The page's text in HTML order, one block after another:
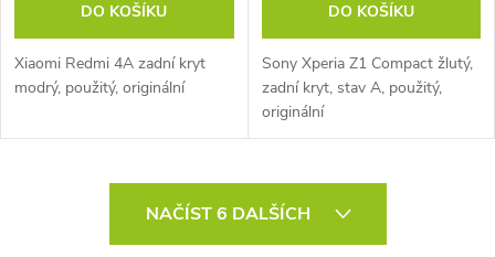
DO KOŠÍKU
Xiaomi Redmi 4A zadní kryt
modrý, použitý, originální
DO KOŠÍKU
Sony Xperia Z1 Compact žlutý,
zadní kryt, stav A, použitý,
originální
NAČÍST 6 DALŠÍCH